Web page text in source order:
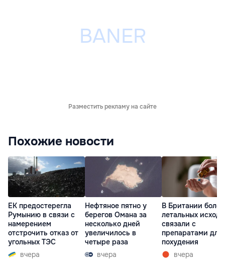
Разместить рекламу на сайте
Похожие новости
ЕК предостерегла
Румынию в связи с
намерением
отстрочить отказ от
угольных ТЭС
вчера
Нефтяное пятно у
берегов Омана за
несколько дней
увеличилось в
четыре раза
вчера
В Британии
летальных
связали с
препаратами для
похудения
вчера